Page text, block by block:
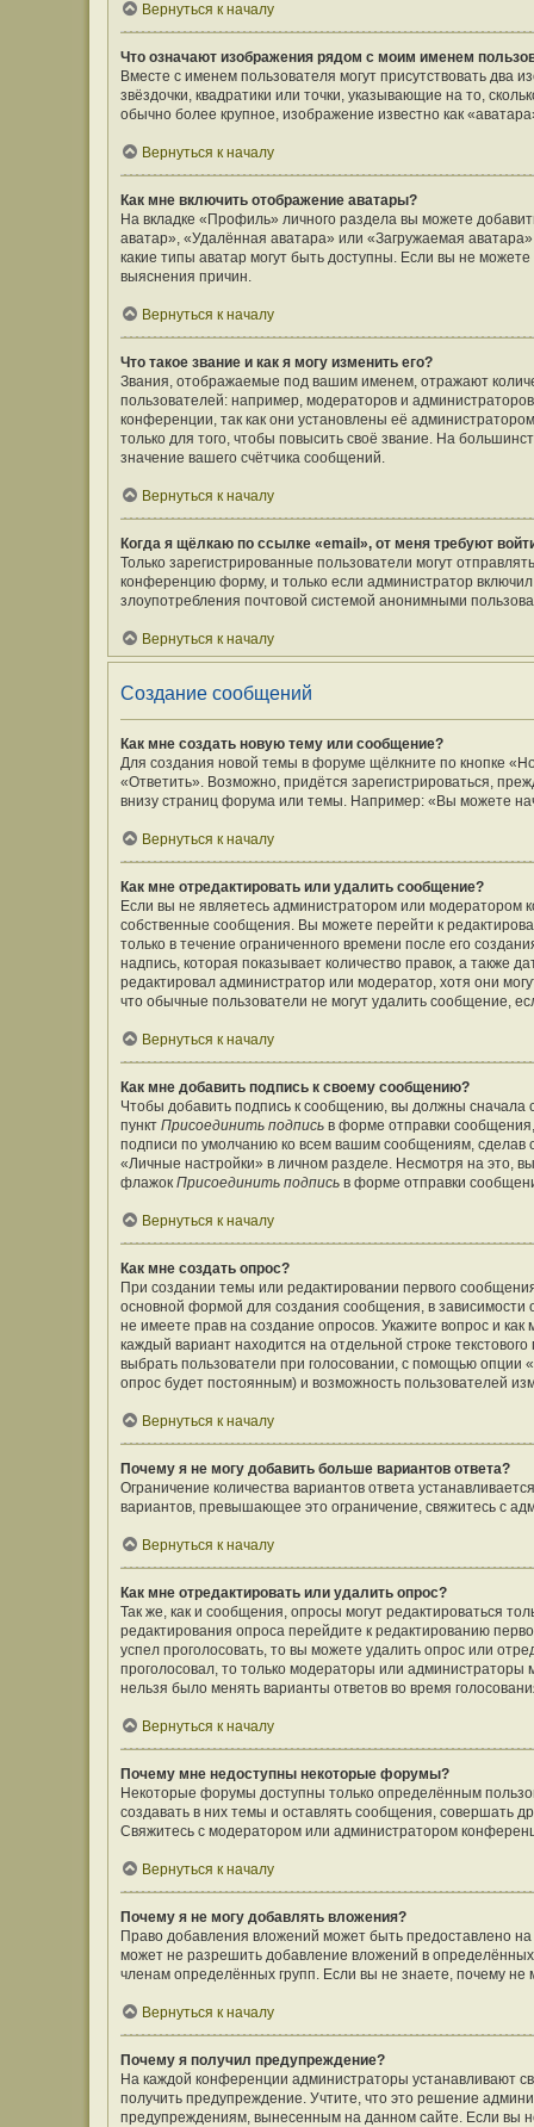
Вернуться к началу
Что означают изображения рядом с моим именем
Вместе с именем пользователя могут присутствовать
звёздочки, квадратики или точки, указывающие на то,
обычно более крупное, изображение известно как
Вернуться к началу
Как мне включить отображение аватары?
На вкладке «Профиль» личного раздела вы можете
аватар», «Удалённая аватара» или «Загружаемая
какие типы аватар могут быть доступны. Если вы не
выяснения причин.
Вернуться к началу
Что такое звание и как я могу изменить его?
Звания, отображаемые под вашим именем, отражают
пользователей: например, модераторов и
конференции, так как они установлены её
только для того, чтобы повысить своё звание. На
значение вашего счётчика сообщений.
Вернуться к началу
Когда я щёлкаю по ссылке «email», от меня требуют
Только зарегистрированные пользователи могут
конференцию форму, и только если администратор
злоупотребления почтовой системой анонимными
Вернуться к началу
Создание сообщений
Как мне создать новую тему или сообщение?
Для создания новой темы в форуме щёлкните по кнопке
«Ответить». Возможно, придётся зарегистрироваться,
внизу страниц форума или темы. Например: «Вы можете
Вернуться к началу
Как мне отредактировать или удалить сообщение?
Если вы не являетесь администратором или модератором
собственные сообщения. Вы можете перейти к
только в течение ограниченного времени после его
надпись, которая показывает количество правок, а также
редактировал администратор или модератор, хотя они
что обычные пользователи не могут удалить сообщение,
Вернуться к началу
Как мне добавить подпись к своему сообщению?
Чтобы добавить подпись к сообщению, вы должны сначала
пункт Присоединить подпись в форме отправки
подписи по умолчанию ко всем вашим сообщениям,
«Личные настройки» в личном разделе. Несмотря на это,
флажок Присоединить подпись в форме отправки
Вернуться к началу
Как мне создать опрос?
При создании темы или редактировании первого
основной формой для создания сообщения, в зависимости
не имеете прав на создание опросов. Укажите вопрос и
каждый вариант находится на отдельной строке
выбрать пользователи при голосовании, с помощью опции
опрос будет постоянным) и возможность пользователей
Вернуться к началу
Почему я не могу добавить больше вариантов ответа?
Ограничение количества вариантов ответа
вариантов, превышающее это ограничение, свяжитесь с
Вернуться к началу
Как мне отредактировать или удалить опрос?
Так же, как и сообщения, опросы могут редактироваться
редактирования опроса перейдите к редактированию
успел проголосовать, то вы можете удалить опрос или
проголосовал, то только модераторы или администраторы
нельзя было менять варианты ответов во время
Вернуться к началу
Почему мне недоступны некоторые форумы?
Некоторые форумы доступны только определённым
создавать в них темы и оставлять сообщения, совершать
Свяжитесь с модератором или администратором
Вернуться к началу
Почему я не могу добавлять вложения?
Право добавления вложений может быть предоставлено
может не разрешить добавление вложений в
членам определённых групп. Если вы не знаете, почему
Вернуться к началу
Почему я получил предупреждение?
На каждой конференции администраторы устанавливают
получить предупреждение. Учтите, что это решение
предупреждениям, вынесенным на данном сайте. Если вы